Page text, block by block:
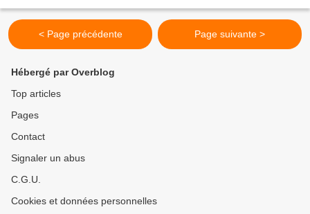
< Page précédente Page suivante >
Hébergé par Overblog
Top articles
Pages
Contact
Signaler un abus
C.G.U.
Cookies et données personnelles